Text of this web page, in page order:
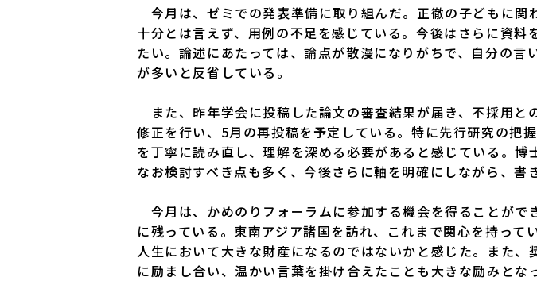
今月は、ゼミでの発表準備に取り組んだ。正徹の子どもに
十分とは言えず、用例の不足を感じている。今後はさらに資
たい。論述にあたっては、論点が散漫になりがちで、自分の
が多いと反省している。
また、昨年学会に投稿した論文の審査結果が届き、不採用
修正を行い、5月の再投稿を予定している。特に先行研究の把
を丁寧に読み直し、理解を深める必要があると感じている。
なお検討すべき点も多く、今後さらに軸を明確にしながら、書
今月は、かめのりフォーラムに参加する機会を得ることが
に残っている。東南アジア諸国を訪れ、これまで関心を持っ
人生において大きな財産になるのではないかと感じた。また
に励まし合い、温かい言葉を掛け合えたことも大きな励みとな